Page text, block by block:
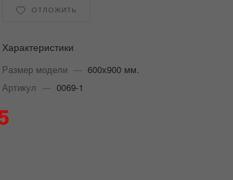
ОТЛОЖИТЬ
Характеристики
Размер модели — 600х900 мм.
Артикул — 0069-1